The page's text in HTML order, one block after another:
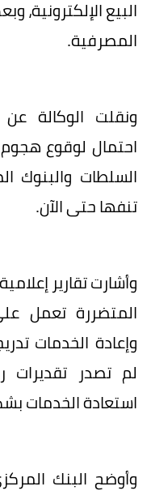
البيع الإلكترونية،
المصرفية.
ونقلت الوكالة
احتمال لوقوع هجوم
السلطات والبنوك
تنفها حتى الآن.
وأشارت تقارير
المتضررة تعمل
وإعادة الخدمات
لم تصدر تقديرات
استعادة الخدمات
وأوضح البنك